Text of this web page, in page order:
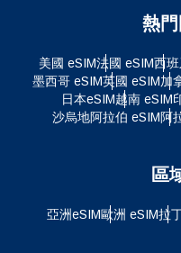
熱
美國 eSIM法國 eSIM西
墨西哥 eSIM英國 eSIM加
日本eSIM越南 eSIM
沙烏地阿拉伯 eSIM阿
區
亞洲eSIM歐洲 eSIM拉